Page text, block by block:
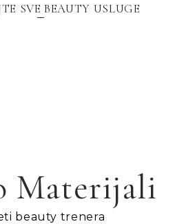
SVE BEAUTY USLUGE
Materijali
beauty trenera